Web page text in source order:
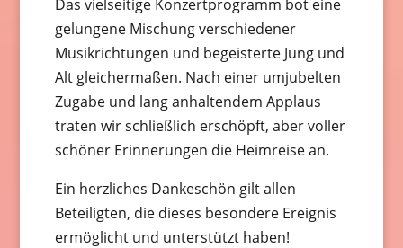
Das vielseitige Konzertprogramm bot eine
gelungene Mischung verschiedener
Musikrichtungen und begeisterte Jung und
Alt gleichermaßen. Nach einer umjubelten
Zugabe und lang anhaltendem Applaus
traten wir schließlich erschöpft, aber voller
schöner Erinnerungen die Heimreise an.
Ein herzliches Dankeschön gilt allen
Beteiligten, die dieses besondere Ereignis
ermöglicht und unterstützt haben!